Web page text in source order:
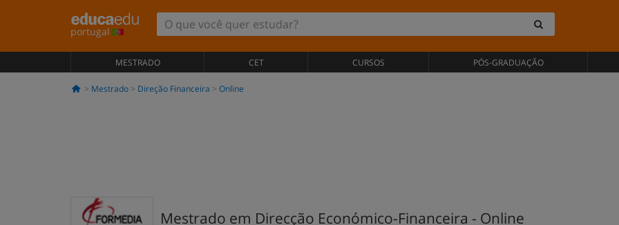
portugal
MESTRADO CET CURSOS PÓS-GRADUAÇÃO
Mestrado Direção Financeira Online
Mestrado em Direcção Económico-Financeira - Online